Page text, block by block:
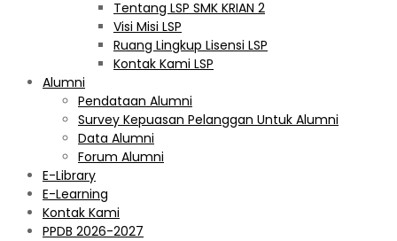
Tentang LSP SMK KRIAN 2
Visi Misi LSP
Ruang Lingkup Lisensi LSP
Kontak Kami LSP
Alumni
Pendataan Alumni
Survey Kepuasan Pelanggan Untuk Alumni
Data Alumni
Forum Alumni
E-Library
E-Learning
Kontak Kami
PPDB 2026-2027